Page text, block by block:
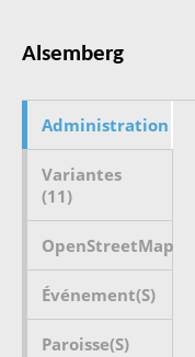
Alsemberg
Administration
Variantes
(11)
OpenStreetMap
Événement(s)
Paroisse(s)